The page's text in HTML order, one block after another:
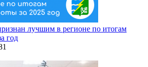
лучшим в регионе по итогам
год